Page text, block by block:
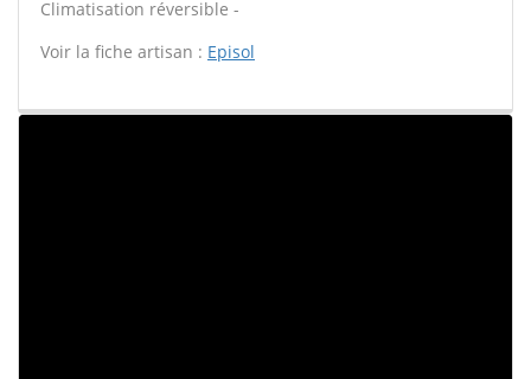
Climatisation réversible -
Voir la fiche artisan : Episol